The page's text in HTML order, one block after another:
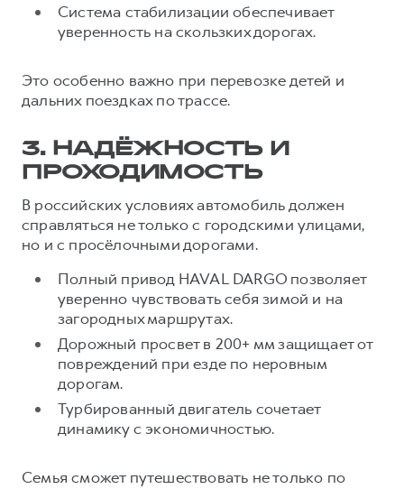
Система стабилизации обеспечивает
уверенность на скользких дорогах.
Это особенно важно при перевозке детей и
дальних поездках по трассе.
3. НАДЁЖНОСТЬ И
ПРОХОДИМОСТЬ
В российских условиях автомобиль должен
справляться не только с городскими улицами,
но и с просёлочными дорогами.
Полный привод HAVAL DARGO позволяет
уверенно чувствовать себя зимой и на
загородных маршрутах.
Дорожный просвет в 200+ мм защищает от
повреждений при езде по неровным
дорогам.
Турбированный двигатель сочетает
динамику с экономичностью.
Семья сможет путешествовать не только по